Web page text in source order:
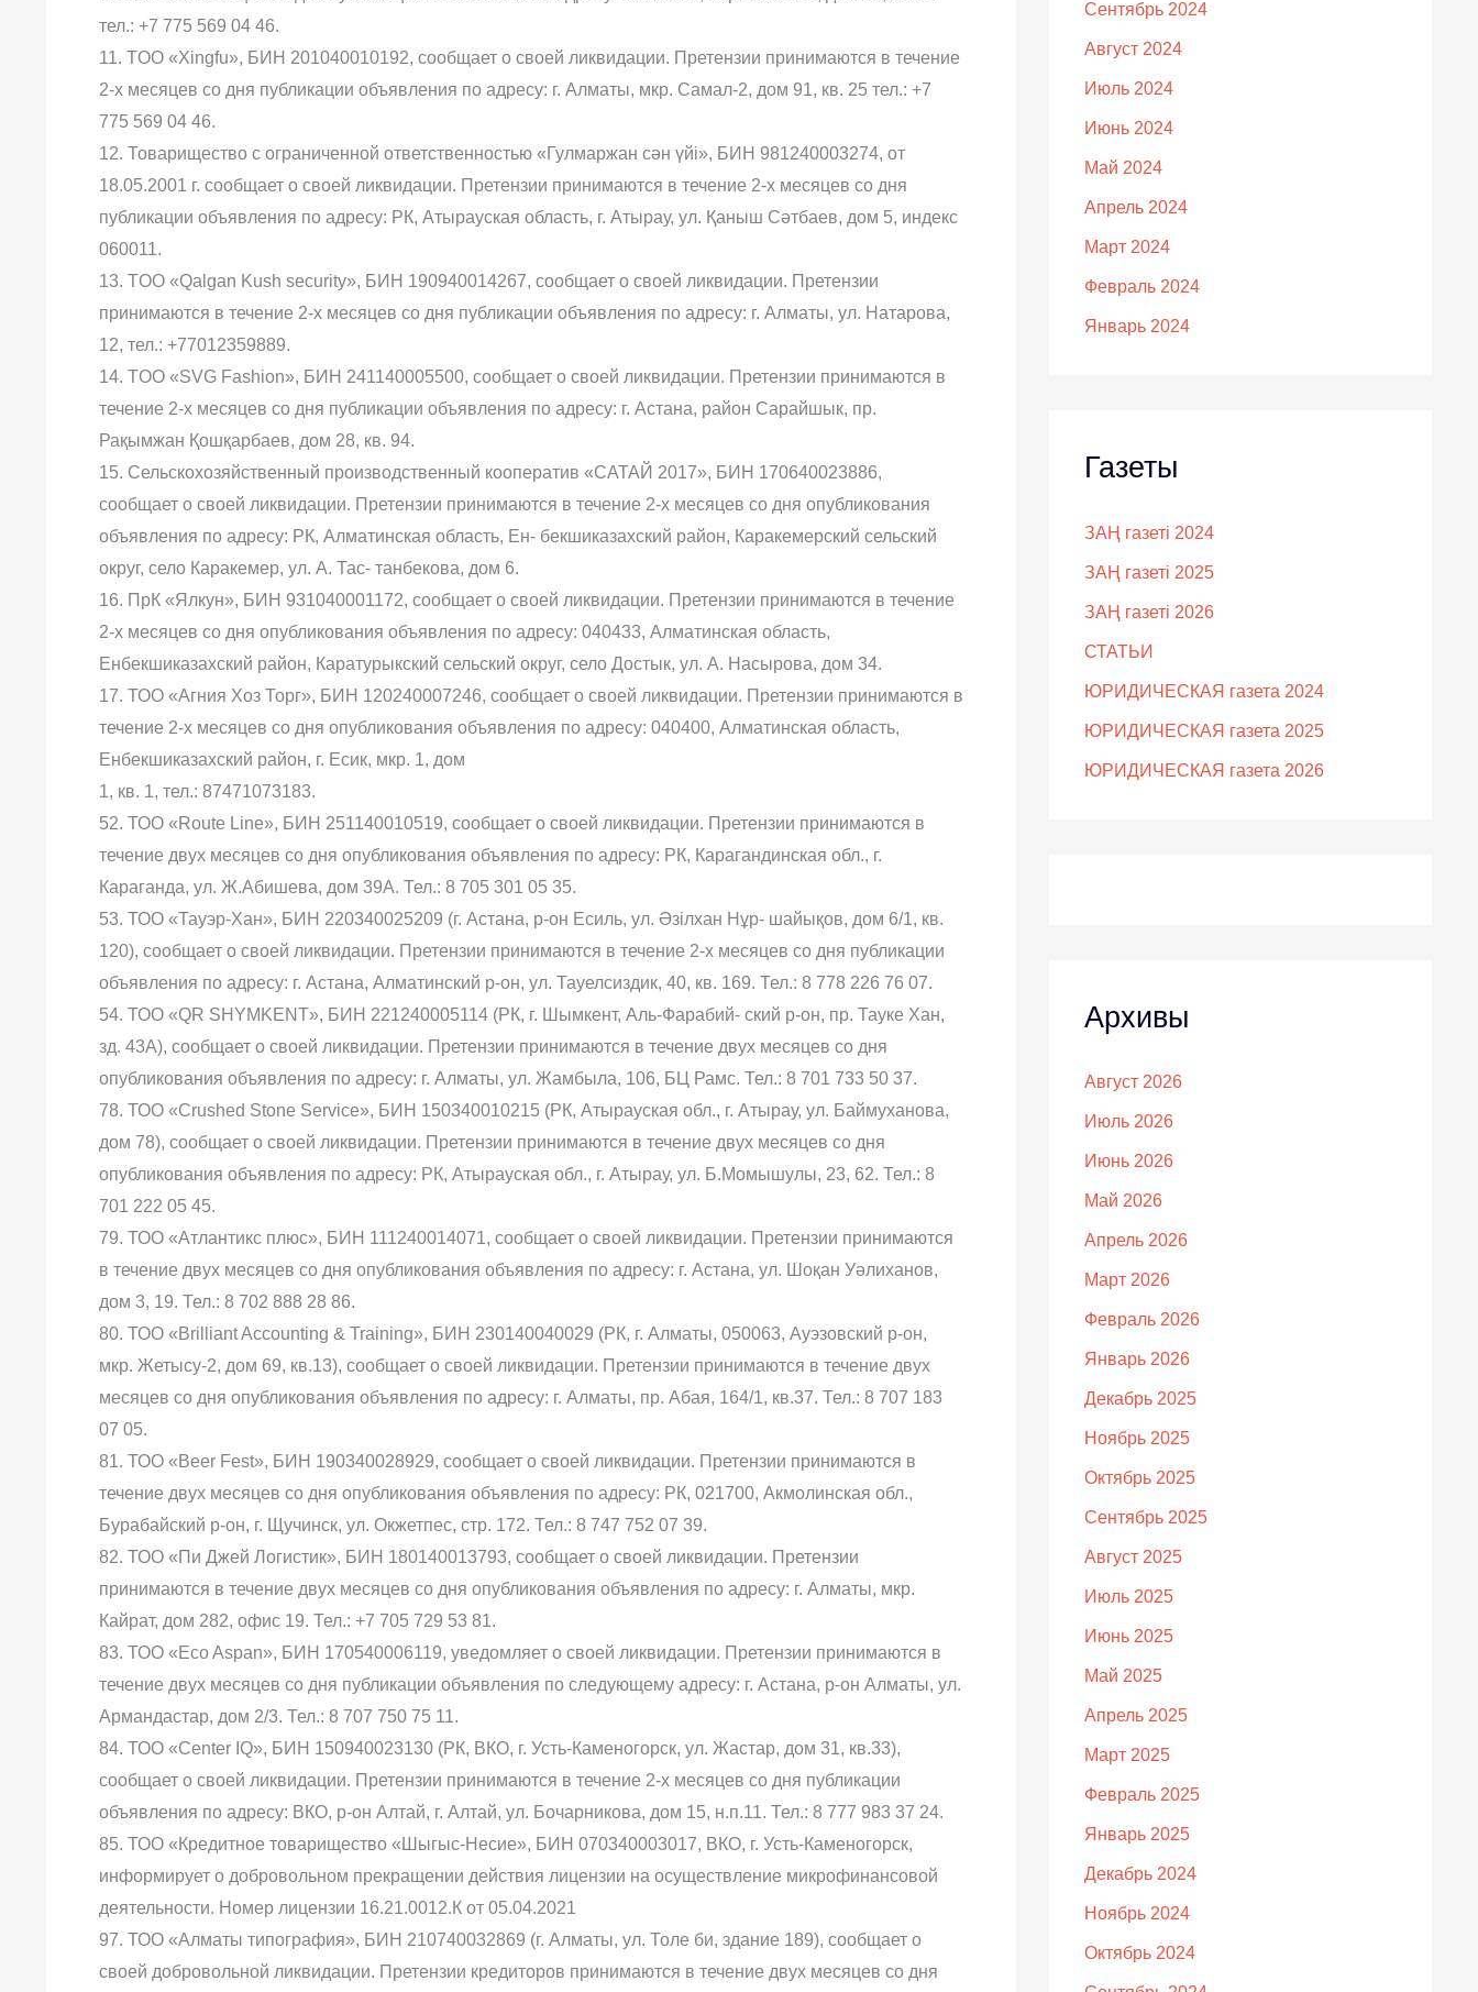
тел.: +7 775 569 04 46.
11. TOO «Xingfu», БИН 201040010192, сообщает о своей ликвидации. Претензии принимаются в течение
2-х месяцев со дня публикации объявления по адресу: г. Алматы, мкр. Самал-2, дом 91, кв. 25 тел.: +7
775 569 04 46.
12. Товарищество с ограниченной ответственностью «Гулмаржан сән үйі», БИН 981240003274, от
18.05.2001 г. сообщает о своей ликвидации. Претензии принимаются в течение 2-х месяцев со дня
публикации объявления по адресу: РК, Атырауская область, г. Атырау, ул. Қаныш Сәтбаев, дом 5, индекс
060011.
13. TOO «Qalgan Kush security», БИН 190940014267, сообщает о своей ликвидации. Претензии
принимаются в течение 2-х месяцев со дня публикации объявления по адресу: г. Алматы, ул. Натарова,
12, тел.: +77012359889.
14. TOO «SVG Fashion», БИН 241140005500, сообщает о своей ликвидации. Претензии принимаются в
течение 2-х месяцев со дня публикации объявления по адресу: г. Астана, район Сарайшык, пр.
Рақымжан Қошқарбаев, дом 28, кв. 94.
15. Сельскохозяйственный производственный кооператив «САТАЙ 2017», БИН 170640023886,
сообщает о своей ликвидации. Претензии принимаются в течение 2-х месяцев со дня опубликования
объявления по адресу: РК, Алматинская область, Ен- бекшиказахский район, Каракемерский сельский
округ, село Каракемер, ул. А. Тас- танбекова, дом 6.
16. ПрК «Ялкун», БИН 931040001172, сообщает о своей ликвидации. Претензии принимаются в течение
2-х месяцев со дня опубликования объявления по адресу: 040433, Алматинская область,
Енбекшиказахский район, Каратурыкский сельский округ, село Достык, ул. А. Насырова, дом 34.
17. ТОО «Агния Хоз Торг», БИН 120240007246, сообщает о своей ликвидации. Претензии принимаются в
течение 2-х месяцев со дня опубликования объявления по адресу: 040400, Алматинская область,
Енбекшиказахский район, г. Есик, мкр. 1, дом
1, кв. 1, тел.: 87471073183.
52. ТОО «Route Line», БИН 251140010519, сообщает о своей ликвидации. Претензии принимаются в
течение двух месяцев со дня опубликования объявления по адресу: РК, Карагандинская обл., г.
Караганда, ул. Ж.Абишева, дом 39А. Тел.: 8 705 301 05 35.
53. ТОО «Тауэр-Хан», БИН 220340025209 (г. Астана, р-он Есиль, ул. Әзілхан Нұр- шайықов, дом 6/1, кв.
120), сообщает о своей ликвидации. Претензии принимаются в течение 2-х месяцев со дня публикации
объявления по адресу: г. Астана, Алматинский р-он, ул. Тауелсиздик, 40, кв. 169. Тел.: 8 778 226 76 07.
54. ТОО «QR SHYMKENT», БИН 221240005114 (РК, г. Шымкент, Аль-Фарабий- ский р-он, пр. Тауке Хан,
зд. 43А), сообщает о своей ликвидации. Претензии принимаются в течение двух месяцев со дня
опубликования объявления по адресу: г. Алматы, ул. Жамбыла, 106, БЦ Рамс. Тел.: 8 701 733 50 37.
78. ТОО «Crushed Stone Service», БИН 150340010215 (РК, Атырауская обл., г. Атырау, ул. Баймуханова,
дом 78), сообщает о своей ликвидации. Претензии принимаются в течение двух месяцев со дня
опубликования объявления по адресу: РК, Атырауская обл., г. Атырау, ул. Б.Момышулы, 23, 62. Тел.: 8
701 222 05 45.
79. ТОО «Атлантикс плюс», БИН 111240014071, сообщает о своей ликвидации. Претензии принимаются
в течение двух месяцев со дня опубликования объявления по адресу: г. Астана, ул. Шоқан Уәлиханов,
дом 3, 19. Тел.: 8 702 888 28 86.
80. ТОО «Brilliant Accounting & Training», БИН 230140040029 (РК, г. Алматы, 050063, Ауэзовский р-он,
мкр. Жетысу-2, дом 69, кв.13), сообщает о своей ликвидации. Претензии принимаются в течение двух
месяцев со дня опубликования объявления по адресу: г. Алматы, пр. Абая, 164/1, кв.37. Тел.: 8 707 183
07 05.
81. ТОО «Beer Fest», БИН 190340028929, сообщает о своей ликвидации. Претензии принимаются в
течение двух месяцев со дня опубликования объявления по адресу: РК, 021700, Акмолинская обл.,
Бурабайский р-он, г. Щучинск, ул. Окжетпес, стр. 172. Тел.: 8 747 752 07 39.
82. ТОО «Пи Джей Логистик», БИН 180140013793, сообщает о своей ликвидации. Претензии
принимаются в течение двух месяцев со дня опубликования объявления по адресу: г. Алматы, мкр.
Кайрат, дом 282, офис 19. Тел.: +7 705 729 53 81.
83. ТОО «Eco Aspan», БИН 170540006119, уведомляет о своей ликвидации. Претензии принимаются в
течение двух месяцев со дня публикации объявления по следующему адресу: г. Астана, р-он Алматы, ул.
Армандастар, дом 2/3. Тел.: 8 707 750 75 11.
84. ТОО «Center IQ», БИН 150940023130 (РК, ВКО, г. Усть-Каменогорск, ул. Жастар, дом 31, кв.33),
сообщает о своей ликвидации. Претензии принимаются в течение 2-х месяцев со дня публикации
объявления по адресу: ВКО, р-он Алтай, г. Алтай, ул. Бочарникова, дом 15, н.п.11. Тел.: 8 777 983 37 24.
85. ТОО «Кредитное товарищество «Шыгыс-Несие», БИН 070340003017, ВКО, г. Усть-Каменогорск,
информирует о добровольном прекращении действия лицензии на осуществление микрофинансовой
деятельности. Номер лицензии 16.21.0012.К от 05.04.2021
97. ТОО «Алматы типография», БИН 210740032869 (г. Алматы, ул. Толе би, здание 189), сообщает о
своей добровольной ликвидации. Претензии кредиторов принимаются в течение двух месяцев со дня
Сентябрь 2024
Август 2024
Июль 2024
Июнь 2024
Май 2024
Апрель 2024
Март 2024
Февраль 2024
Январь 2024
Газеты
ЗАҢ газеті 2024
ЗАҢ газеті 2025
ЗАҢ газеті 2026
СТАТЬИ
ЮРИДИЧЕСКАЯ газета 2024
ЮРИДИЧЕСКАЯ газета 2025
ЮРИДИЧЕСКАЯ газета 2026
Архивы
Август 2026
Июль 2026
Июнь 2026
Май 2026
Апрель 2026
Март 2026
Февраль 2026
Январь 2026
Декабрь 2025
Ноябрь 2025
Октябрь 2025
Сентябрь 2025
Август 2025
Июль 2025
Июнь 2025
Май 2025
Апрель 2025
Март 2025
Февраль 2025
Январь 2025
Декабрь 2024
Ноябрь 2024
Октябрь 2024